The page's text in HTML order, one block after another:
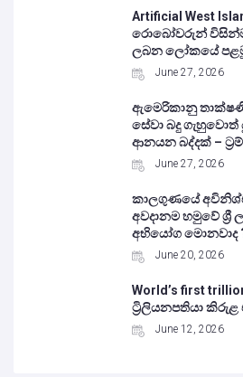
Artificial West
රොබෝවරුන්
ලබන ලෝකයේ
June 27, 2026
ඇමෙරිකානු
සේවා බදු
ආනයන බද්දක් –
June 27, 2026
කාලගුණයේ
අවදානම හමුවේ ශ්‍රී
අභියෝග මොනවාද
June 20, 2026
World’s first
ට්‍රිලියනපතියා
June 12, 2026